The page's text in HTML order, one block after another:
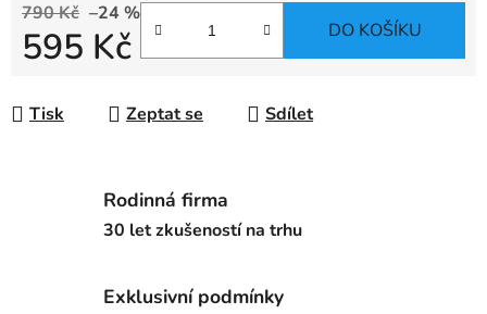
790 Kč –24 %
595 Kč DO KOŠÍKU
Tisk Zeptat se Sdílet
Rodinná firma
30 let zkušeností na trhu
Exklusivní podmínky